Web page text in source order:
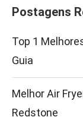
Postagens
Top 1
Guia
Melhor Air
Redstone